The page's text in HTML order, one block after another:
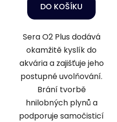
DO KOŠÍKU
Sera O2 Plus dodává
okamžitě kyslík do
akvária a zajišťuje jeho
postupné uvolňování.
Brání tvorbě
hnilobných plynů a
podporuje samočisticí